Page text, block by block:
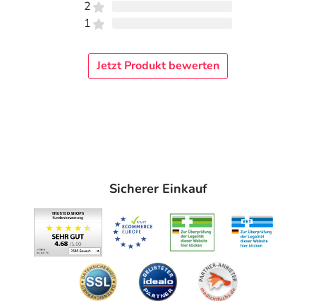
dem auf der Packung oder der Umverpackung
angegebenen Verfallsdatum. Das Verfallsdatum bezieht
Adresse des Anbieters/Herstellers
DHU-Arzneimittel GmbH & Co. KG
Ottostr. 24
76227 Karlsruhe
PDF des Beipackzettelskönnen Sie sich oben
herunterladen.
2
1
Jetzt Produkt bewerten
Sicherer Einkauf